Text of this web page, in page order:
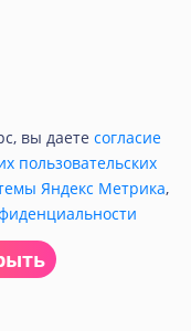
вы даете согласие
пользовательских
Яндекс Метрика,